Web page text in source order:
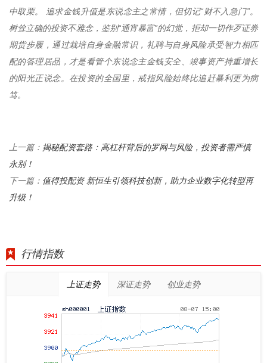
中取栗。 追求金钱升值是东说念主之常情，但切记“财不入急门”。
树耸立确的投资不雅念，鉴别“通宵暴富”的幻觉，拒却一切作歹证券
期货步履，通过栽培自身金融常识，礼聘与自身风险承受智力相匹
配的答理居品，才是看管个东说念主金钱安全、竣事资产持重增长
的阳光正说念。在投资的全国里，戒指风险始终比追赶暴利更为病
笃。
上一篇： 揭秘配资套路：高杠杆背后的罗网与风险，投资者需严慎
永别！
下一篇： 值得投配资 新恒生引领科技创新，助力企业数字化转型再
升级！
行情指数
上证走势 深证走势 创业走势